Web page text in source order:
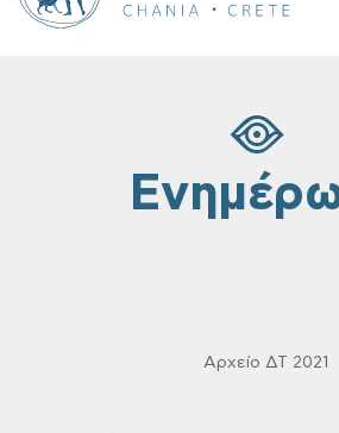
Αρχείο ΔΤ 2021